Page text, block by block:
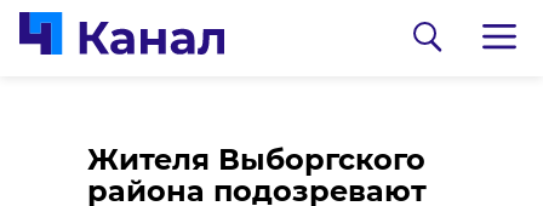
Жителя Выборгского
района подозревают
Ленинградская
область отправила